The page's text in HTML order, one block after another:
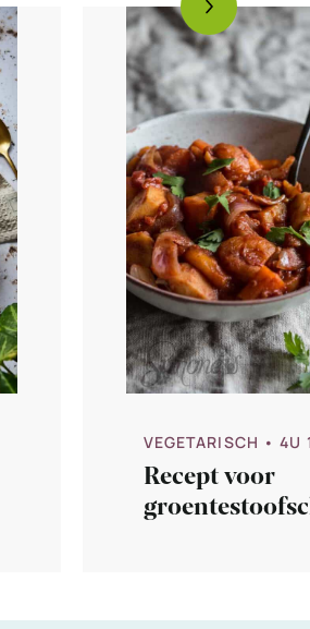
VEGETARISCH • 4U
Recept voor